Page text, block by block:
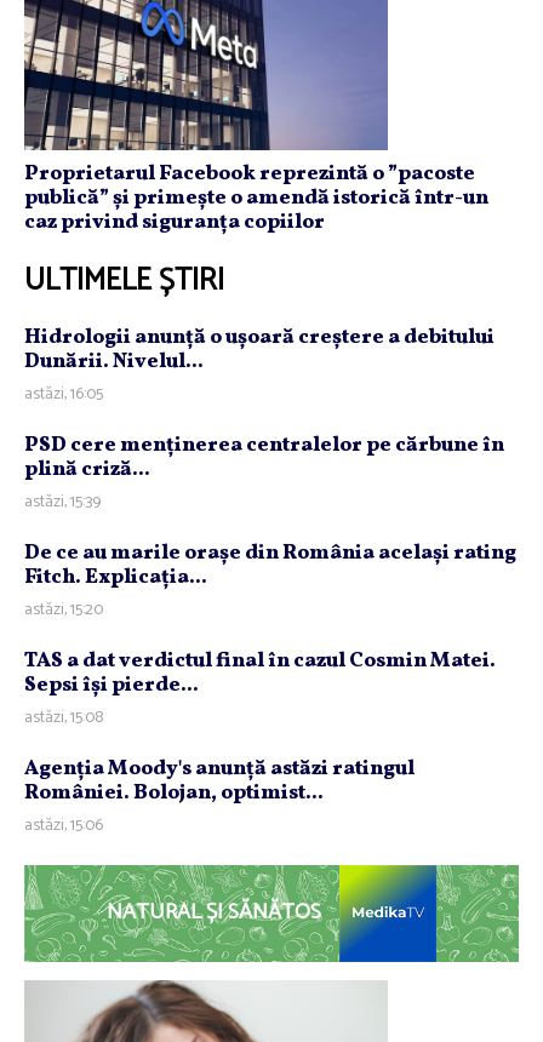
Proprietarul Facebook reprezintă o ”pacoste
publică” și primește o amendă istorică într-un
caz privind siguranța copiilor
ULTIMELE ȘTIRI
Hidrologii anunţă o uşoară creştere a debitului
Dunării. Nivelul...
astăzi, 16:05
PSD cere menţinerea centralelor pe cărbune în
plină criză...
astăzi, 15:39
De ce au marile oraşe din România acelaşi rating
Fitch. Explicaţia...
astăzi, 15:20
TAS a dat verdictul final în cazul Cosmin Matei.
Sepsi îşi pierde...
astăzi, 15:08
Agenţia Moody's anunţă astăzi ratingul
României. Bolojan, optimist...
astăzi, 15:06
NATURAL ȘI SĂNĂTOS